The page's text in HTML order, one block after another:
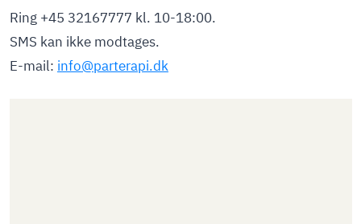
Ring +45 32167777 kl. 10-18:00.
SMS kan ikke modtages.
E-mail: info@parterapi.dk